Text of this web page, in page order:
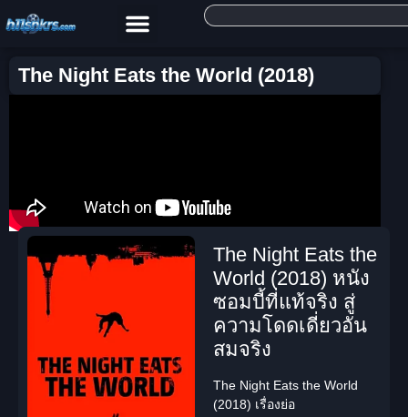
The Night Eats the World (2018)
The Night Eats the
World (2018) หนัง
ซอมบี้ที่แท้จริง สู่
ความโดดเดี่ยวอัน
สมจริง
The Night Eats the World
(2018) เรื่องย่อ